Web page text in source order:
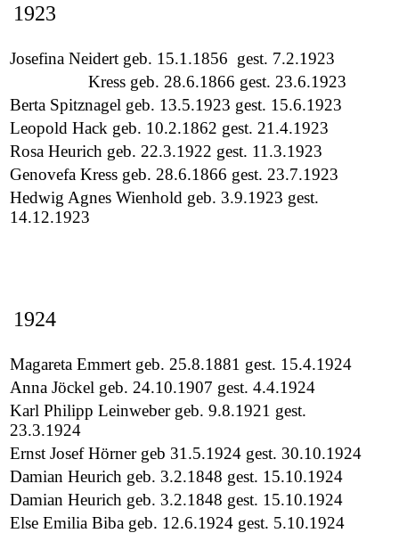
1923
Josefina Neidert geb. 15.1.1856 gest. 7.2.1923
Kress geb. 28.6.1866 gest. 23.6.1923
Berta Spitznagel geb. 13.5.1923 gest. 15.6.1923
Leopold Hack geb. 10.2.1862 gest. 21.4.1923
Rosa Heurich geb. 22.3.1922 gest. 11.3.1923
Genovefa Kress geb. 28.6.1866 gest. 23.7.1923
Hedwig Agnes Wienhold geb. 3.9.1923 gest.
14.12.1923
1924
Magareta Emmert geb. 25.8.1881 gest. 15.4.1924
Anna Jöckel geb. 24.10.1907 gest. 4.4.1924
Karl Philipp Leinweber geb. 9.8.1921 gest.
23.3.1924
Ernst Josef Hörner geb 31.5.1924 gest. 30.10.1924
Damian Heurich geb. 3.2.1848 gest. 15.10.1924
Damian Heurich geb. 3.2.1848 gest. 15.10.1924
Else Emilia Biba geb. 12.6.1924 gest. 5.10.1924